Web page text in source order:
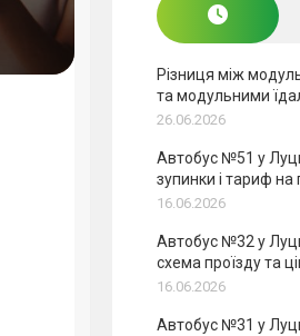
Різниця між
та модульними
26.06.2026
Автобус №51 у
зупинки і тариф на
16.06.2026
Автобус №32 у
схема проїзду та
16.06.2026
Автобус №31 у